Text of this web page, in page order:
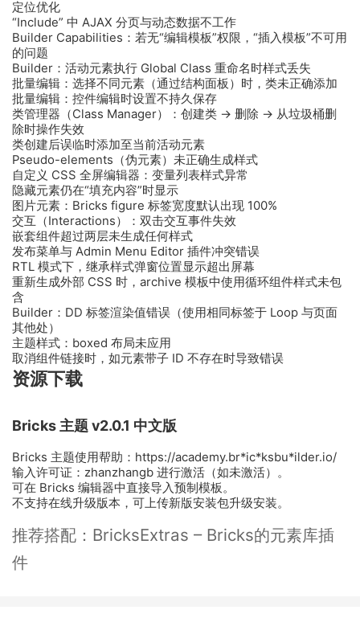
定位优化
“Include” 中 AJAX 分页与动态数据不工作
Builder Capabilities：若无“编辑模板”权限，“插入模板”不可用
的问题
Builder：活动元素执行 Global Class 重命名时样式丢失
批量编辑：选择不同元素（通过结构面板）时，类未正确添加
批量编辑：控件编辑时设置不持久保存
类管理器（Class Manager）：创建类 → 删除 → 从垃圾桶删
除时操作失效
类创建后误临时添加至当前活动元素
Pseudo-elements（伪元素）未正确生成样式
自定义 CSS 全屏编辑器：变量列表样式异常
隐藏元素仍在“填充内容”时显示
图片元素：Bricks figure 标签宽度默认出现 100%
交互（Interactions）：双击交互事件失效
嵌套组件超过两层未生成任何样式
发布菜单与 Admin Menu Editor 插件冲突错误
RTL 模式下，继承样式弹窗位置显示超出屏幕
重新生成外部 CSS 时，archive 模板中使用循环组件样式未包
含
Builder：DD 标签渲染值错误（使用相同标签于 Loop 与页面
其他处）
主题样式：boxed 布局未应用
取消组件链接时，如元素带子 ID 不存在时导致错误
资源下载
Bricks 主题 v2.0.1 中文版
Bricks 主题使用帮助：https://academy.br*ic*ksbu*ilder.io/
输入许可证：zhanzhangb 进行激活（如未激活）。
可在 Bricks 编辑器中直接导入预制模板。
不支持在线升级版本，可上传新版安装包升级安装。
推荐搭配：BricksExtras – Bricks的元素库插
件